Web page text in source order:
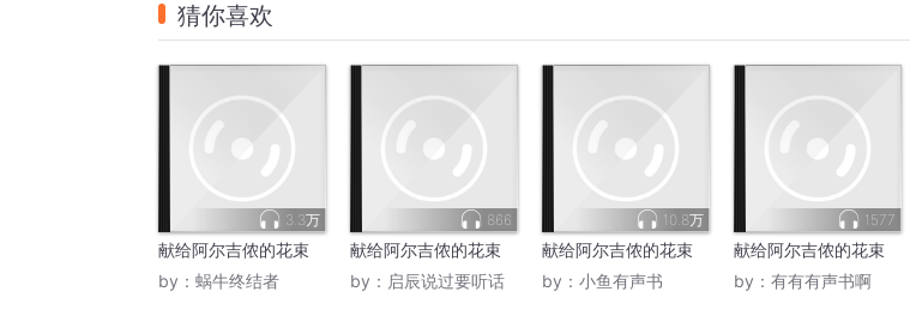
猜你喜欢
3.3万
献给阿尔吉侬的花束
by： 蜗牛终结者
866
献给阿尔吉侬的花束
by： 启辰说过要听话
10.8万
献给阿尔吉侬的花束
by： 小鱼有声书
1577
献给阿尔吉侬的花束
by： 有有有声书啊